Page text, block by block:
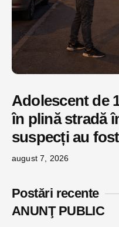
Adolescent de
în plină stradă
suspecți au
august 7, 2026
Postări recente
ANUNŢ